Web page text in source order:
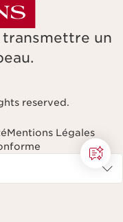
transmettre un
reserved.
Mentions Légales